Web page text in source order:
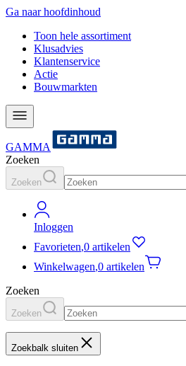
Ga naar hoofdinhoud
Toon hele assortiment
Klusadvies
Klantenservice
Actie
Bouwmarkten
GAMMA
Zoeken
Zoeken
Inloggen
Favorieten,0 artikelen
Winkelwagen,0 artikelen
Zoeken
Zoeken
Zoekbalk sluiten